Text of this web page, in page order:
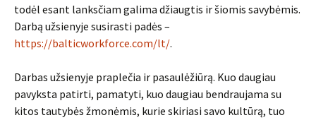
todėl esant lanksčiam galima džiaugtis ir šiomis savybėmis.
Darbą užsienyje susirasti padės –
https://balticworkforce.com/lt/.
Darbas užsienyje praplečia ir pasaulėžiūrą. Kuo daugiau
pavyksta patirti, pamatyti, kuo daugiau bendraujama su
kitos tautybės žmonėmis, kurie skiriasi savo kultūrą, tuo